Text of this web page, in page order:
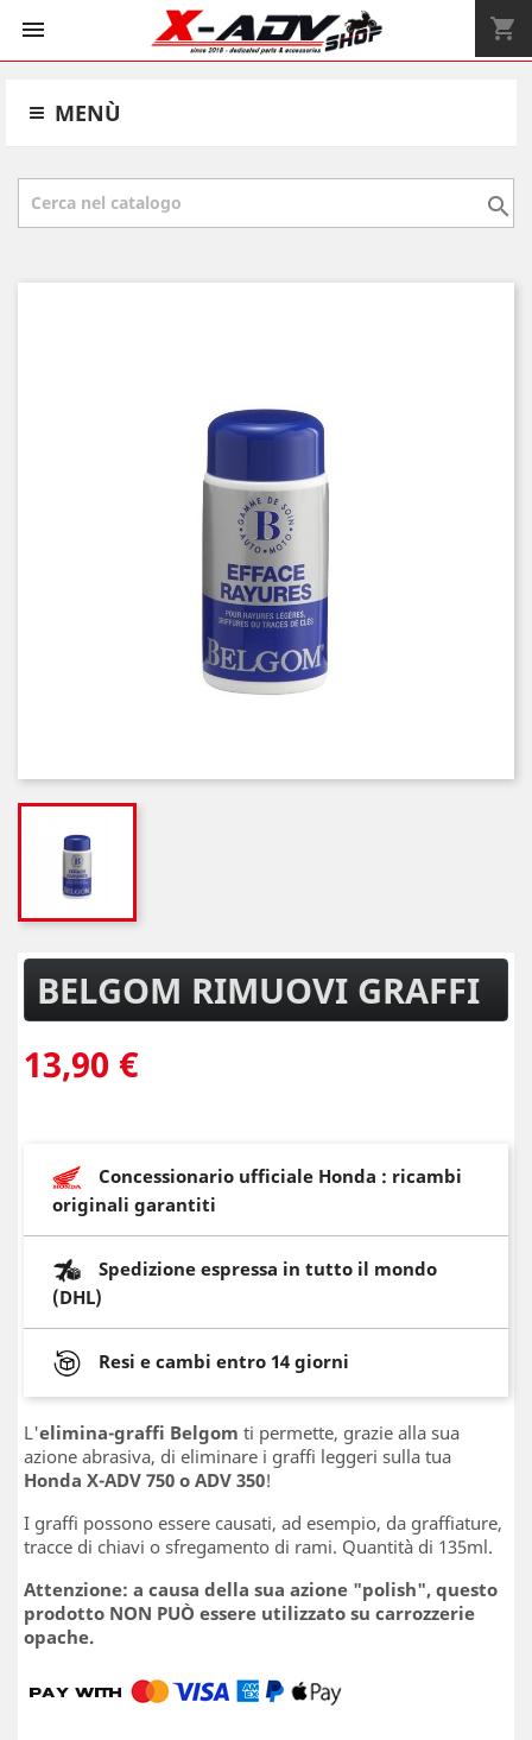
 shopping_cart
MENÙ

BELGOM RIMUOVI GRAFFI
13,90 €
Concessionario ufficiale Honda : ricambi
originali garantiti
Spedizione espressa in tutto il mondo
(DHL)
Resi e cambi entro 14 giorni
L'elimina-graffi Belgom ti permette, grazie alla sua
azione abrasiva, di eliminare i graffi leggeri sulla tua
Honda X-ADV 750 o ADV 350!
I graffi possono essere causati, ad esempio, da graffiature,
tracce di chiavi o sfregamento di rami. Quantità di 135ml.
Attenzione: a causa della sua azione "polish", questo
prodotto NON PUÒ essere utilizzato su carrozzerie
opache.